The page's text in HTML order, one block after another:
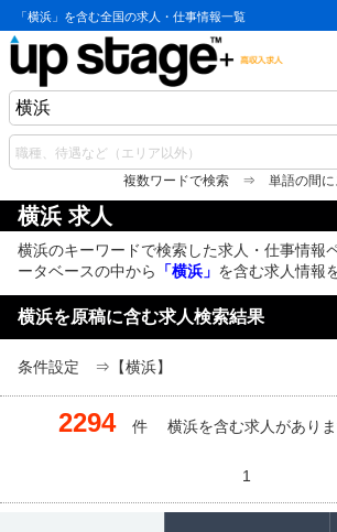
「横浜」を含む全国の求人・仕事情報一覧
複数ワードで検索 ⇒ 単語の間に
横浜 求人
横浜のキーワードで検索した求人・仕事情報
ータベースの中から
「横浜」 を含む求人情報
横浜を原稿に含む求人検索結果
条件設定 ⇒【横浜】
2294 件 横浜を含む求人があり
1